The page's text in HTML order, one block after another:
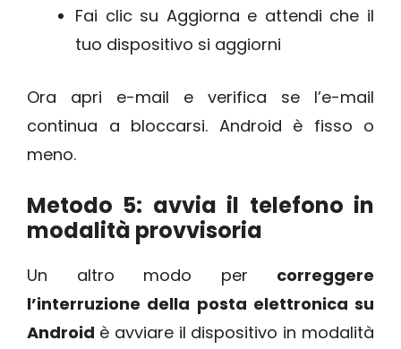
Fai clic su Aggiorna e attendi che il
tuo dispositivo si aggiorni
Ora apri e-mail e verifica se l’e-mail
continua a bloccarsi. Android è fisso o
meno.
Metodo 5: avvia il telefono in
modalità provvisoria
Un altro modo per correggere
l’interruzione della posta elettronica su
Android è avviare il dispositivo in modalità